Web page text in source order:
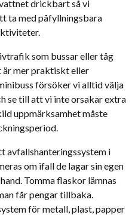
drickbart så vi
ta med påfyllningsbara
som bussar eller tåg
är mer praktiskt eller
försöker vi alltid välja
se till att vi inte orsakar extra
uppmärksamhet måste
avfallshanteringssystem i
om ifall de lagar sin egen
Tomma flaskor lämnas
får pengar tillbaka.
för metall, plast, papper